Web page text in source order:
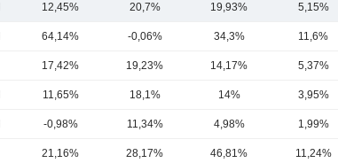
12,45% 20,7% 19,93% 5,15%
64,14% -0,06% 34,3% 11,6%
17,42% 19,23% 14,17% 5,37%
11,65% 18,1% 14% 3,95%
-0,98% 11,34% 4,98% 1,99%
21,16% 28,17% 46,81% 11,24%